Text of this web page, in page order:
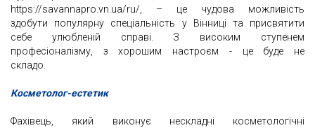
https://savannapro.vn.ua/ru/, – це чудова можливість
здобути популярну спеціальність у Вінниці та присвятити
себе улюбленій справі. З високим ступенем
професіоналізму, з хорошим настроєм - це буде не
складо.
Косметолог-естетик
Фахівець, який виконує нескладні косметологічні